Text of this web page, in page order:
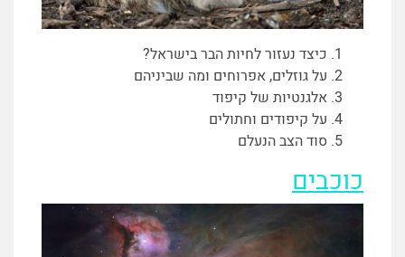
כיצד נעזור לחיות הבר בישראל?
על גוזלים, אפרוחים ומה שביניהם
אלגנטיות של קיפוד
על קיפודים וחתולים
סוד הצב הנעלם
כוכבים